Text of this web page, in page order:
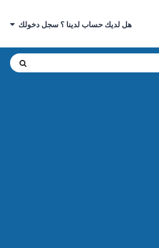
هل لديك حساب لدينا ؟ سجل دخولك